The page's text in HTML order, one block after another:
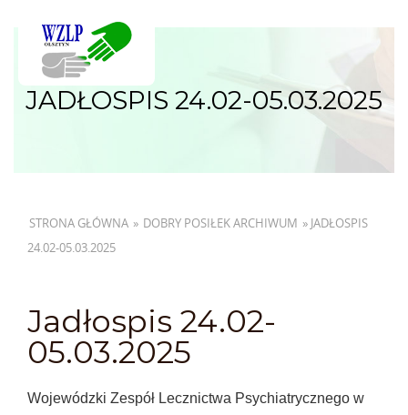
JADŁOSPIS 24.02-05.03.2025
STRONA GŁÓWNA » DOBRY POSIŁEK ARCHIWUM » JADŁOSPIS
24.02-05.03.2025
Jadłospis 24.02-
05.03.2025
Wojewódzki Zespół Lecznictwa Psychiatrycznego w